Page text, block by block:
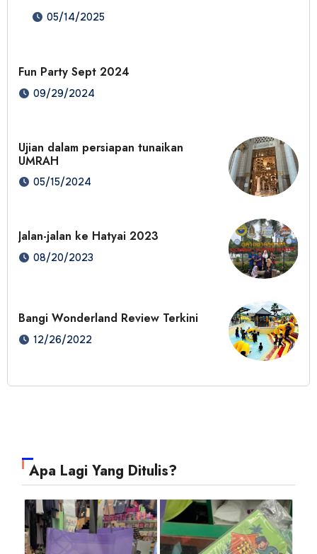
05/14/2025
Fun Party Sept 2024
09/29/2024
Ujian dalam persiapan tunaikan
UMRAH
05/15/2024
Jalan-jalan ke Hatyai 2023
08/20/2023
Bangi Wonderland Review Terkini
12/26/2022
Apa Lagi Yang Ditulis?